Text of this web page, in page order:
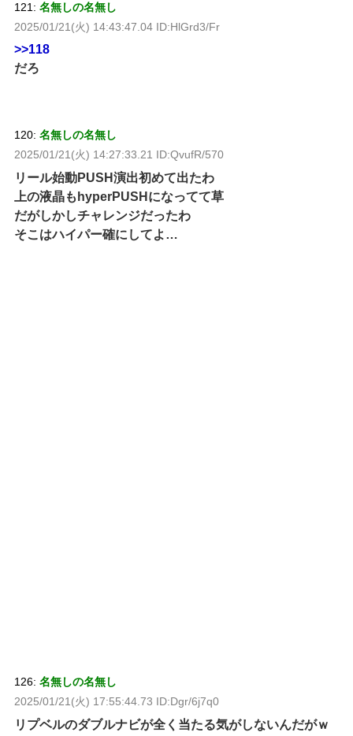
121: 名無しの名無し
2025/01/21(火) 14:43:47.04 ID:HlGrd3/Fr
>>118
だろ
120: 名無しの名無し
2025/01/21(火) 14:27:33.21 ID:QvufR/570
リール始動PUSH演出初めて出たわ
上の液晶もhyperPUSHになってて草
だがしかしチャレンジだったわ
そこはハイパー確にしてよ…
126: 名無しの名無し
2025/01/21(火) 17:55:44.73 ID:Dgr/6j7q0
リプベルのダブルナビが全く当たる気がしないんだがｗ